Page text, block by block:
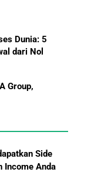
Mampukah
Dunia: 5
Group,
Pernah Maju,
Bisa
Side
Income Anda